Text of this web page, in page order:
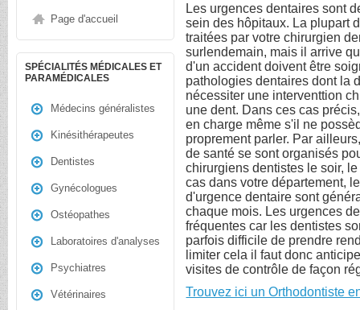
Page d'accueil
SPÉCIALITÉS MÉDICALES ET
PARAMÉDICALES
Médecins généralistes
Kinésithérapeutes
Dentistes
Gynécologues
Ostéopathes
Laboratoires d'analyses
Psychiatres
Vétérinaires
Les urgences dentaires sont
sein des hôpitaux. La plupart
traitées par votre chirurgien
surlendemain, mais il arrive
d'un accident doivent être
pathologies dentaires dont la
nécessiter une interventtion
une dent. Dans ces cas
en charge même s'il ne
proprement parler. Par
de santé se sont organisés
chirurgiens dentistes le soir,
cas dans votre département,
d'urgence dentaire sont
chaque mois. Les urgences
fréquentes car les dentistes
parfois difficile de prendre
limiter cela il faut donc
visites de contrôle de façon
Trouvez ici un Orthodontiste